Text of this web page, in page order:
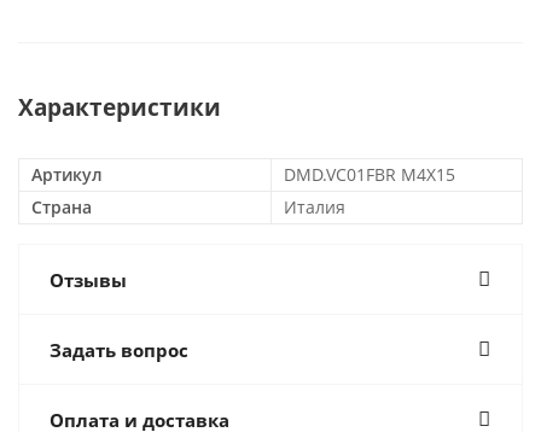
Характеристики
Артикул
DMD.VC01FBR M4Х15
Страна
Италия
Отзывы
Задать вопрос
Оплата и доставка